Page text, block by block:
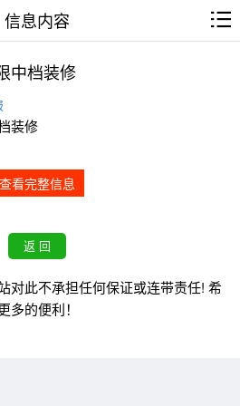
信息内容
中档装修
装修
看完整信息
对此不承担任何保证或连带责任! 希
的便利！